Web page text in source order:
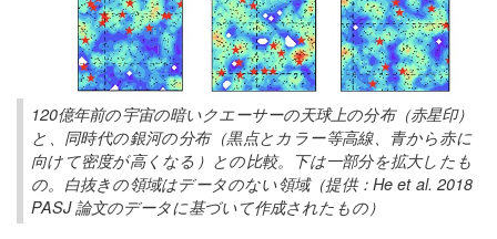
120億年前の宇宙の暗いクエーサーの天球上の分布（赤星印）
と、同時代の銀河の分布（黒点とカラー等高線、青から赤に
向けて密度が高くなる）との比較。下は一部分を拡大したも
の。白抜きの領域はデータのない領域（提供：He et al. 2018
PASJ 論文のデータに基づいて作成されたもの）